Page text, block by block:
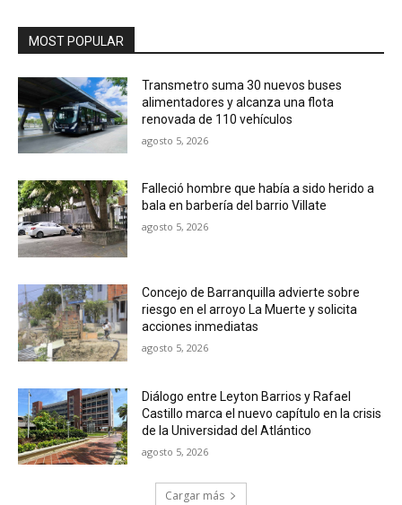
MOST POPULAR
Transmetro suma 30 nuevos buses
alimentadores y alcanza una flota
renovada de 110 vehículos
agosto 5, 2026
Falleció hombre que había a sido herido a
bala en barbería del barrio Villate
agosto 5, 2026
Concejo de Barranquilla advierte sobre
riesgo en el arroyo La Muerte y solicita
acciones inmediatas
agosto 5, 2026
Diálogo entre Leyton Barrios y Rafael
Castillo marca el nuevo capítulo en la crisis
de la Universidad del Atlántico
agosto 5, 2026
Cargar más